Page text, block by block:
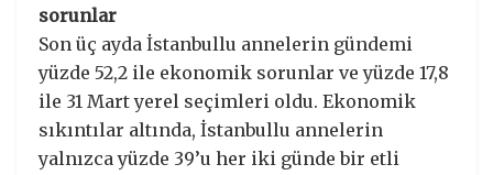
sorunlar
Son üç ayda İstanbullu annelerin gündemi
yüzde 52,2 ile ekonomik sorunlar ve yüzde 17,8
ile 31 Mart yerel seçimleri oldu. Ekonomik
sıkıntılar altında, İstanbullu annelerin
yalnızca yüzde 39’u her iki günde bir etli